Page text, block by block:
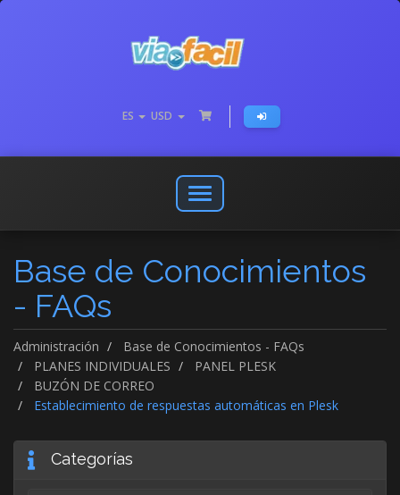
ES USD
Abrir
o
menú
de
Base de Conocimientos
- FAQs
Administración
Base de Conocimientos - FAQs
PLANES INDIVIDUALES
PANEL PLESK
BUZÓN DE CORREO
Establecimiento de respuestas automáticas en Plesk
Categorías